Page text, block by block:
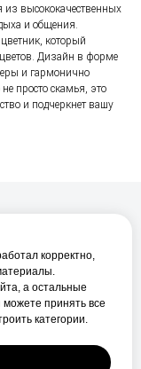
высококачественных
и общения.
который
Дизайн в форме
и гармонично
просто скамья, это
и подчеркнет вашу
корректно,
а остальные
можете принять все
категории.